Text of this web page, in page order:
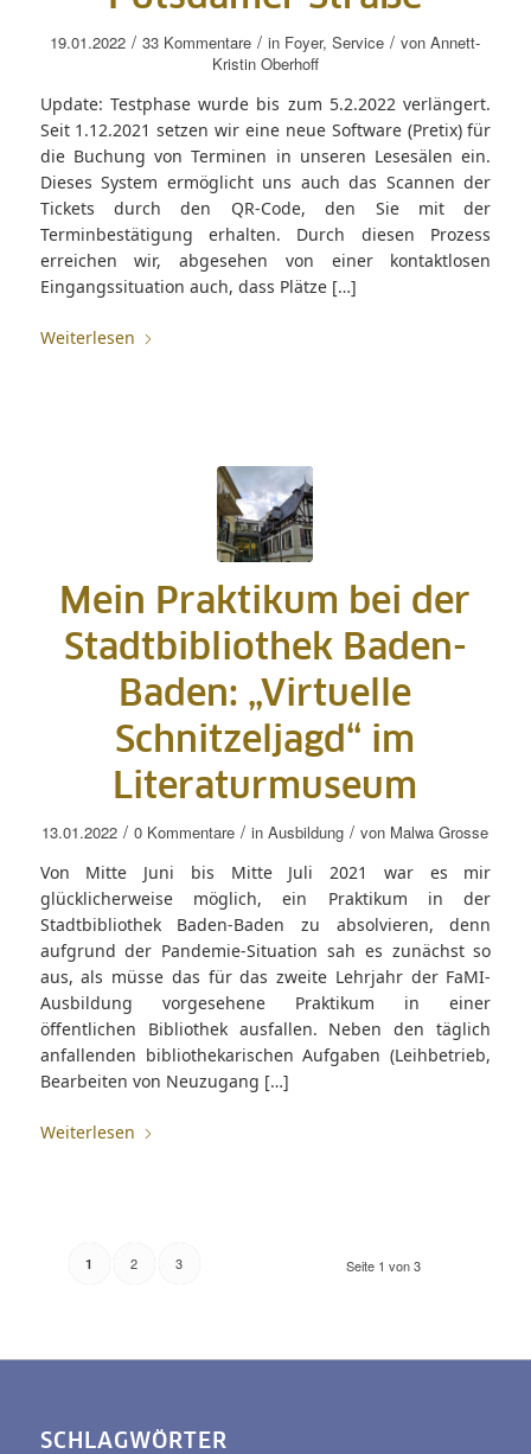
19.01.2022 / 33 Kommentare / in Foyer,Service / vonAnnett-
Kristin Oberhoff
Update: Testphase wurde bis zum 5.2.2022 verlängert.
Seit 1.12.2021 setzen wir eine neue Software (Pretix) für
die Buchung von Terminen in unseren Lesesälen ein.
Dieses System ermöglicht uns auch das Scannen der
Tickets durch den QR-Code, den Sie mit der
Terminbestätigung erhalten. Durch diesen Prozess
erreichen wir, abgesehen von einer kontaktlosen
Eingangssituation auch, dass Plätze […]
Weiterlesen
Mein Praktikum bei der
Stadtbibliothek Baden-
Baden: „Virtuelle
Schnitzeljagd“ im
Literaturmuseum
13.01.2022 / 0 Kommentare / inAusbildung / von Malwa Grosse
Von Mitte Juni bis Mitte Juli 2021 war es mir
glücklicherweise möglich, ein Praktikum in der
Stadtbibliothek Baden-Baden zu absolvieren, denn
aufgrund der Pandemie-Situation sah es zunächst so
aus, als müsse das für das zweite Lehrjahr der FaMI-
Ausbildung vorgesehene Praktikum in einer
öffentlichen Bibliothek ausfallen. Neben den täglich
anfallenden bibliothekarischen Aufgaben (Leihbetrieb,
Bearbeiten von Neuzugang […]
Weiterlesen
Seite 1 von 3
1 2 3
SCHLAGWÖRTER